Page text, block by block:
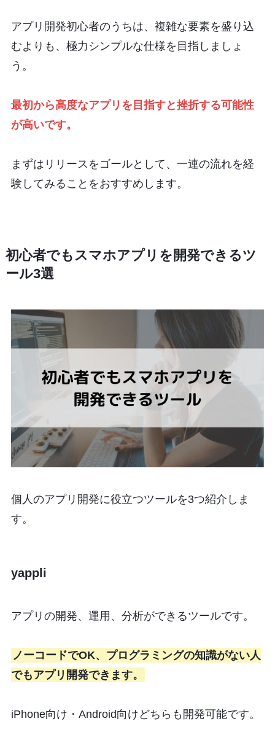
アプリ開発初心者のうちは、複雑な要素を盛り込
むよりも、極力シンプルな仕様を目指しましょ
う。
最初から高度なアプリを目指すと挫折する可能性
が高いです。
まずはリリースをゴールとして、一連の流れを経
験してみることをおすすめします。
初心者でもスマホアプリを開発できるツ
ール3選
個人のアプリ開発に役立つツールを3つ紹介しま
す。
yappli
アプリの開発、運用、分析ができるツールです。
ノーコードでOK、プログラミングの知識がない人
でもアプリ開発できます。
iPhone向け・Android向けどちらも開発可能です。